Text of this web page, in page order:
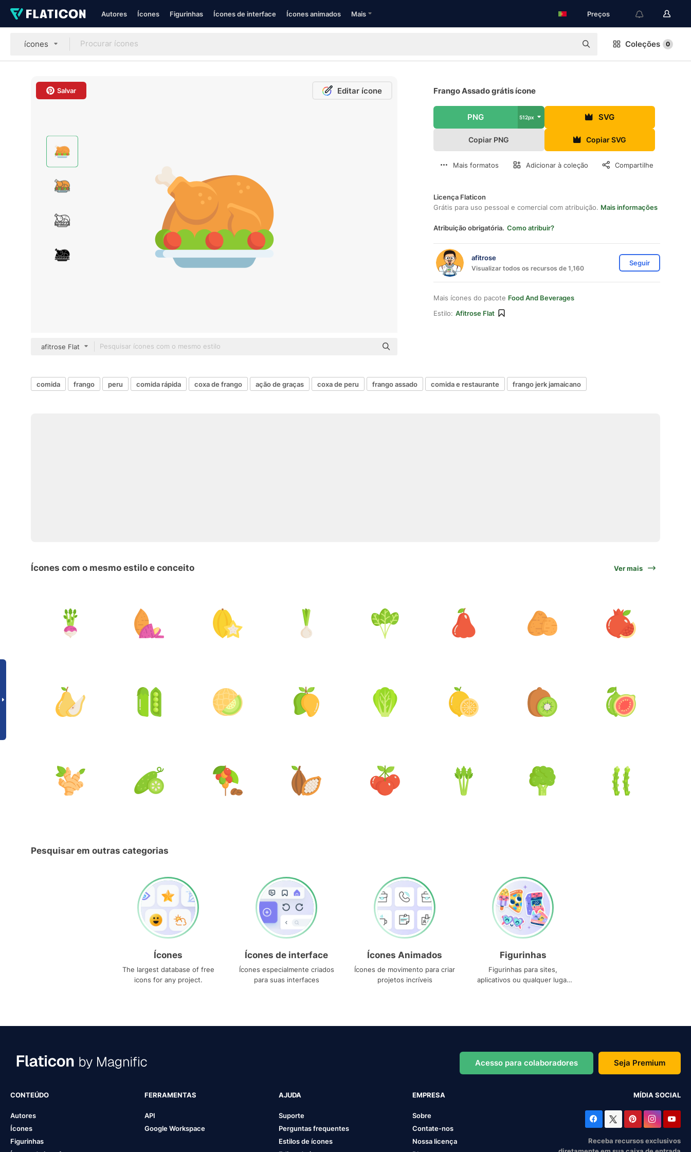
Autores Ícones Figurinhas Ícones de interface Ícones animados Mais Preços
ícones Coleções 0
Salvar Editar ícone
afitrose Flat
Frango Assado grátis ícone
PNG 512px SVG
Copiar PNG Copiar SVG
Mais formatos Adicionar à coleção Compartilhe
Licença Flaticon
Grátis para uso pessoal e comercial com atribuição. Mais informações
Atribuição obrigatória. Como atribuir?
afitrose
Visualizar todos os recursos de 1,160
Seguir
Mais ícones do pacote Food And Beverages
Estilo: Afitrose Flat
comida frango peru comida rápida coxa de frango ação de graças coxa de peru frango assado comida e restaurante frango jerk jamaicano
Ícones com o mesmo estilo e conceito Ver mais
Pesquisar em outras categorias
Ícones
The largest database of free
icons for any project.
Ícones de interface
Ícones especialmente criados
para suas interfaces
Ícones Animados
Ícones de movimento para criar
projetos incríveis
Figurinhas
Figurinhas para sites,
aplicativos ou qualquer lugar
Acesso para colaboradores Seja Premium
CONTEÚDO
Autores
Ícones
Figurinhas
FERRAMENTAS
API
Google Workspace
AJUDA
Suporte
Perguntas frequentes
Estilos de ícones
EMPRESA
Sobre
Contate-nos
Nossa licença
MÍDIA SOCIAL
Receba recursos exclusivos